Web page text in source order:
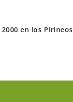
en los Pirineos